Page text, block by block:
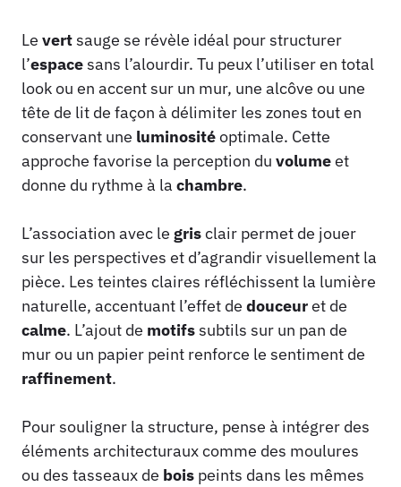
Le vertsauge se révèle idéal pour structurer
l’espacesans l’alourdir. Tu peux l’utiliser en total
look ou en accent sur un mur, une alcôve ou une
tête de lit de façon à délimiter les zones tout en
conservant une luminositéoptimale. Cette
approche favorise la perception du volumeet
donne du rythme à la chambre.
L’association avec le grisclair permet de jouer
sur les perspectives et d’agrandir visuellement la
pièce. Les teintes claires réfléchissent la lumière
naturelle, accentuant l’effet de douceuret de
calme. L’ajout de motifssubtils sur un pan de
mur ou un papier peint renforce le sentiment de
raffinement.
Pour souligner la structure, pense à intégrer des
éléments architecturaux comme des moulures
ou des tasseaux de bois peints dans les mêmes